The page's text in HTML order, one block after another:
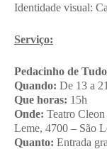
Identidade visual:
Serviço:
Pedacinho de
Quando: De 13 a
Que horas: 15h
Onde: Teatro
Leme, 4700 – São
Quanto: Entrada